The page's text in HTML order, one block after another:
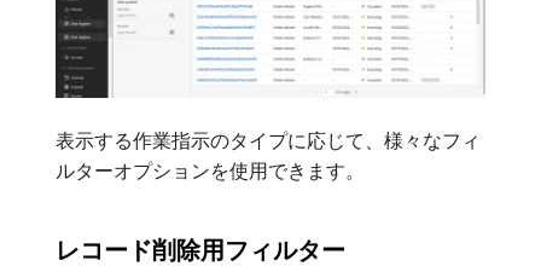
表示する作業指示のタイプに応じて、様々なフィ
ルターオプションを使用できます。
レコード削除用フィルター